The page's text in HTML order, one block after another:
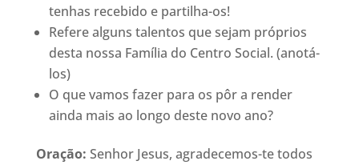
tenhas recebido e partilha-os!
Refere alguns talentos que sejam próprios
desta nossa Família do Centro Social. (anotá-
los)
O que vamos fazer para os pôr a render
ainda mais ao longo deste novo ano?
Oração: Senhor Jesus, agradecemos-te todos